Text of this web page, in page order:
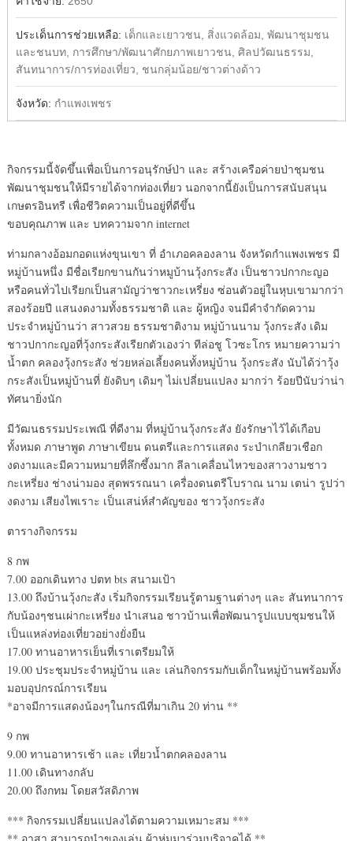
ประเด็นการช่วยเหลือ: เด็กและเยาวชน, สิ่งแวดล้อม, พัฒนาชุมชน
และชนบท, การศึกษา/พัฒนาศักยภาพเยาวชน, ศิลปวัฒนธรรม,
สันทนาการ/การท่องเที่ยว, ชนกลุ่มน้อย/ชาวต่างด้าว
จังหวัด: กำแพงเพชร
กิจกรรมนี้จัดขึ้นเพื่อเป็นการอนุรักษ์ป่า และ สร้างเครือค่ายป่าชุมชน
พัฒนาชุมชนให้มีรายได้จากท่องเที่ยว นอกจากนี้ยังเป็นการสนับสนุน
เกษตรอินทรี เพื่อชีวิตความเป็นอยู่ที่ดีขึ้น
ขอบคุณภาพ และ บทความจาก internet
ท่ามกลางอ้อมกอดแห่งขุนเขา ที่ อำเภอคลองลาน จังหวัดกำแพงเพชร มี
หมู่บ้านหนึ่ง มีชื่อเรียกขานกันว่าหมูบ้านวุ้งกระสัง เป็นชาวปกากะญอ
หรือคนทั่วไปเรียกเป็นสามัญว่าชาวกะเหรี่ยง ซ่อนตัวอยู่ในหุบเขามากว่า
สองร้อยปี แสนงดงามทั้งธรรมชาติ และ ผู้หญิง จนมีคำจำกัดความ
ประจำหมู่บ้านว่า สาวสวย ธรรมชาติงาม หมู่บ้านนาม วุ้งกระสัง เดิม
ชาวปกากะญอที่วุ้งกระสังเรียกตัวเองว่า ทีล่อชู โวซะโกร หมายความว่า
น้ำตก คลองวุ้งกระสัง ช่วยหล่อเลี้ยงคนทั้งหมู่บ้าน วุ้งกระสัง นับได้ว่าวุ้ง
กระสังเป็นหมู่บ้านที่ ยังดิบๆ เดิมๆ ไม่เปลี่ยนแปลง มากว่า ร้อยปีนับว่าน่า
ทัศนายิ่งนัก
มีวัฒนธรรมประเพณี ที่ดีงาม ที่หมู่บ้านวุ้งกระสัง ยังรักษาไว้ได้เกือบ
ทั้งหมด ภาษาพูด ภาษาเขียน ดนตรีและการแสดง ระบำเกลียวเชือก
งดงามและมีความหมายที่ลึกซึ้งมาก ลีลาเคลื่อนไหวของสาวงามชาว
กะเหรี่ยง ช่างน่ามอง สุดพรรณนา เครื่องดนตรีโบราณ นาม เตน่า รูปว่า
งดงาม เสียงไพเราะ เป็นเสน่ห์สำคัญของ ชาววุ้งกระสัง
ตารางกิจกรรม
8 กพ
7.00 ออกเดินทาง ปตท bts สนามเป้า
13.00 ถึงบ้านวุ้งกะสัง เริ่มกิจกรรมเรียนรู้ตามฐานต่างๆ และ สันทนาการ
กับน้องๆชนเผ่ากะเหรี่ยง นำเสนอ ชาวบ้านเพื่อพัฒนารูปแบบชุมชนให้
เป็นแหล่งท่องเที่ยวอย่างยั่งยืน
17.00 ทานอาหารเย็นที่เราเตรียมให้
19.00 ประชุมประจำหมู่บ้าน และ เล่นกิจกรรมกับเด็กในหมู่บ้านพร้อมทั้ง
มอบอุปกรณ์การเรียน
*อาจมีการแสดงน้องๆในกรณีที่มาเกิน 20 ท่าน **
9 กพ
9.00 ทานอาหารเช้า และ เที่ยวน้ำตกคลองลาน
11.00 เดินทางกลับ
20.00 ถึงกทม โดยสวัสดิภาพ
*** กิจกรรมเปลี่ยนแปลงได้ตามความเหมาะสม ***